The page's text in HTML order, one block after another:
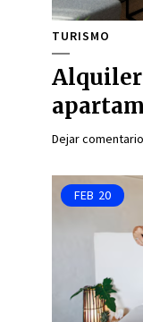
TURISMO
Dejar comentario
FEB 20